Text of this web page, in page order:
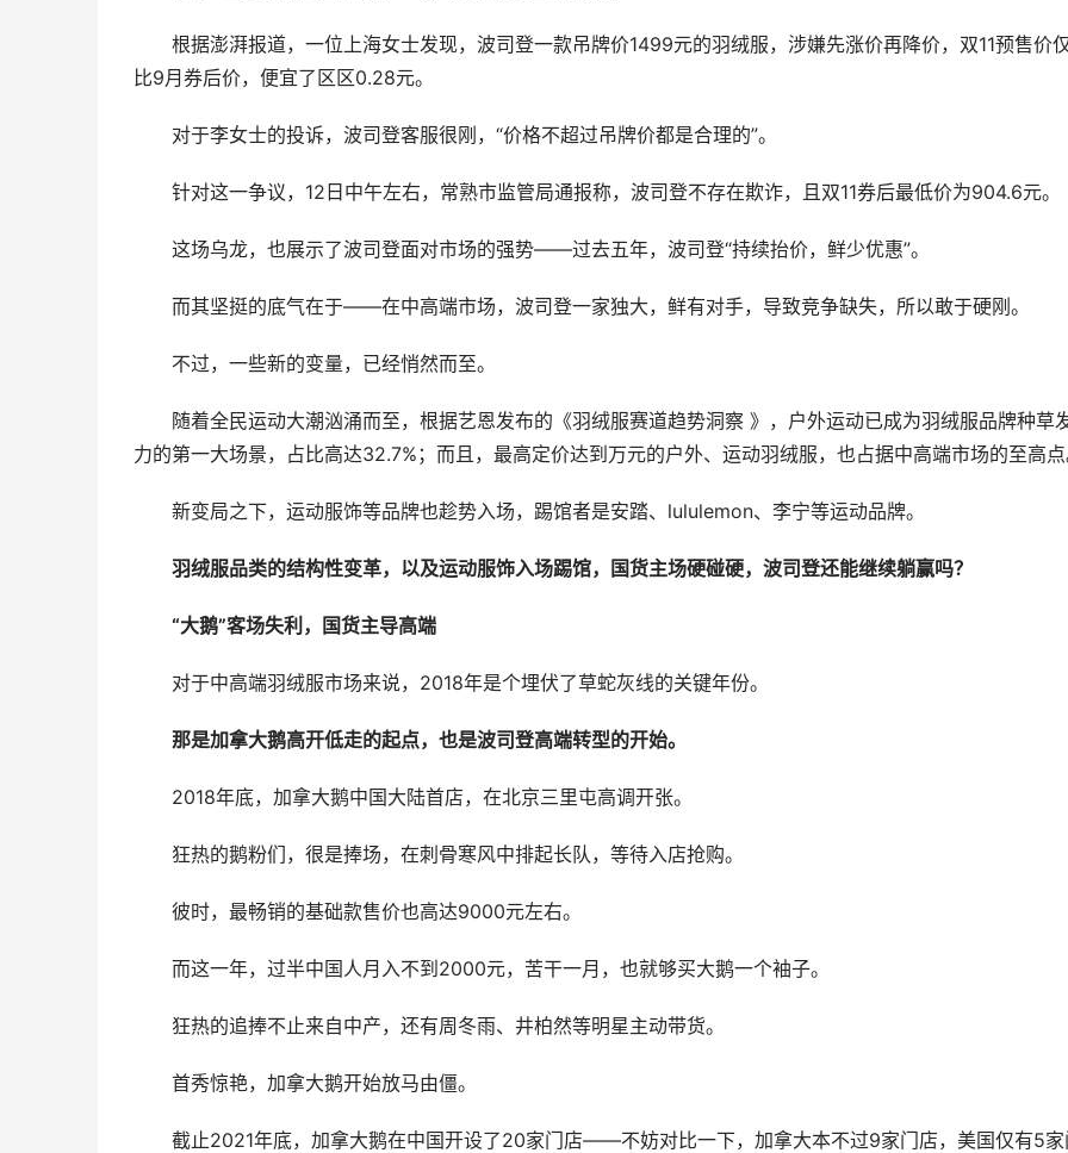
根据澎湃报道，一位上海女士发现，波司登一款吊牌价1499元的羽绒服，涉嫌先涨价再降价，双11预售价
比9月券后价，便宜了区区0.28元。
对于李女士的投诉，波司登客服很刚，“价格不超过吊牌价都是合理的”。
针对这一争议，12日中午左右，常熟市监管局通报称，波司登不存在欺诈，且双11券后最低价为904.6元。
这场乌龙，也展示了波司登面对市场的强势——过去五年，波司登“持续抬价，鲜少优惠”。
而其坚挺的底气在于——在中高端市场，波司登一家独大，鲜有对手，导致竞争缺失，所以敢于硬刚。
不过，一些新的变量，已经悄然而至。
随着全民运动大潮汹涌而至，根据艺恩发布的《羽绒服赛道趋势洞察 》，户外运动已成为羽绒服品牌种草
力的第一大场景，占比高达32.7%；而且，最高定价达到万元的户外、运动羽绒服，也占据中高端市场的至高
新变局之下，运动服饰等品牌也趁势入场，踢馆者是安踏、lululemon、李宁等运动品牌。
羽绒服品类的结构性变革，以及运动服饰入场踢馆，国货主场硬碰硬，波司登还能继续躺赢吗？
“大鹅”客场失利，国货主导高端
对于中高端羽绒服市场来说，2018年是个埋伏了草蛇灰线的关键年份。
那是加拿大鹅高开低走的起点，也是波司登高端转型的开始。
2018年底，加拿大鹅中国大陆首店，在北京三里屯高调开张。
狂热的鹅粉们，很是捧场，在刺骨寒风中排起长队，等待入店抢购。
彼时，最畅销的基础款售价也高达9000元左右。
而这一年，过半中国人月入不到2000元，苦干一月，也就够买大鹅一个袖子。
狂热的追捧不止来自中产，还有周冬雨、井柏然等明星主动带货。
首秀惊艳，加拿大鹅开始放马由僵。
截止2021年底，加拿大鹅在中国开设了20家门店——不妨对比一下，加拿大本不过9家门店，美国仅有5家